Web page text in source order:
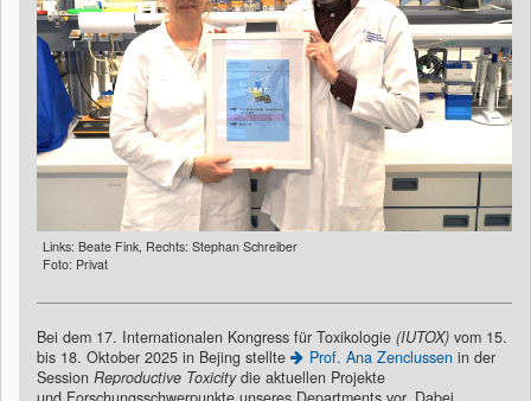
Links: Beate Fink, Rechts: Stephan Schreiber
Foto: Privat
Bei dem 17. Internationalen Kongress für Toxikologie (IUTOX) vom 15.
bis 18. Oktober 2025 in Bejing stellte
Prof. Ana Zenclussen in der
Session Reproductive Toxicitydie aktuellen Projekte